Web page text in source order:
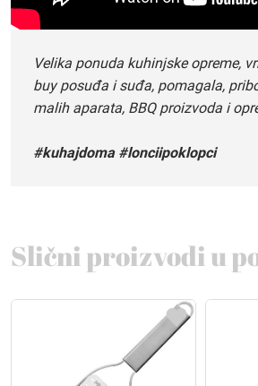
Velika ponuda kuhinjske opreme,
buy posuđa i suđa, pomagala,
malih aparata, BBQ proizvoda i
#kuhajdoma #lonciipoklopci
Slični proizvodi u